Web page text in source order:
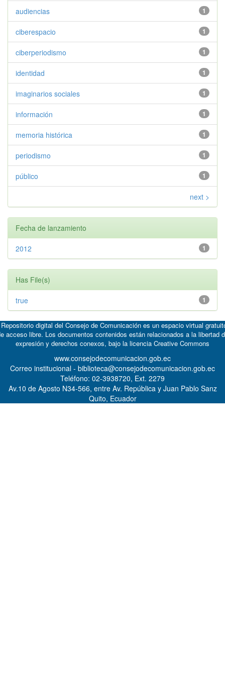
1
audiencias
1
ciberespacio
1
ciberperiodismo
1
identidad
1
imaginarios sociales
1
información
1
memoria histórica
1
periodismo
1
público
next >
Fecha de lanzamiento
1
2012
Has File(s)
1
true
digital del Consejo de Comunicación es un espacio virtual
acceso libre. Los documentos contenidos están relacionados a la libertad
expresión y derechos conexos, bajo la licencia Creative Commons
www.consejodecomunicacion.gob.ec
Correo institucional - biblioteca@consejodecomunicacion.gob.ec
Teléfono: 02-3938720, Ext. 2279
Av.10 de Agosto N34-566, entre Av. República y Juan Pablo Sanz
Quito, Ecuador